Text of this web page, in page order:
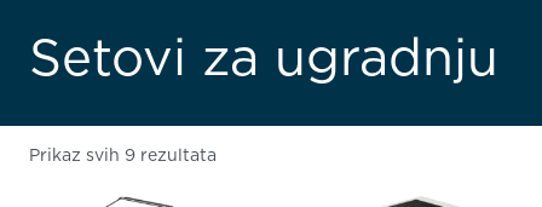
Setovi za ugradnju
Prikaz svih 9 rezultata